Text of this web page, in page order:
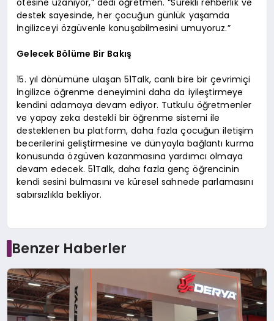
ötesine uzanıyor,” dedi öğretmen. “Sürekli rehberlik ve
destek sayesinde, her çocuğun günlük yaşamda
İngilizceyi özgüvenle konuşabilmesini umuyoruz.”
Gelecek Bölüme Bir Bakış
15. yıl dönümüne ulaşan 51Talk, canlı bire bir çevrimiçi
İngilizce öğrenme deneyimini daha da iyileştirmeye
kendini adamaya devam ediyor. Tutkulu öğretmenler
ve yapay zeka destekli bir öğrenme sistemi ile
desteklenen bu platform, daha fazla çocuğun iletişim
becerilerini geliştirmesine ve dünyayla bağlantı kurma
konusunda özgüven kazanmasına yardımcı olmaya
devam edecek. 51Talk, daha fazla genç öğrencinin
kendi sesini bulmasını ve küresel sahnede parlamasını
sabırsızlıkla bekliyor.
Benzer Haberler